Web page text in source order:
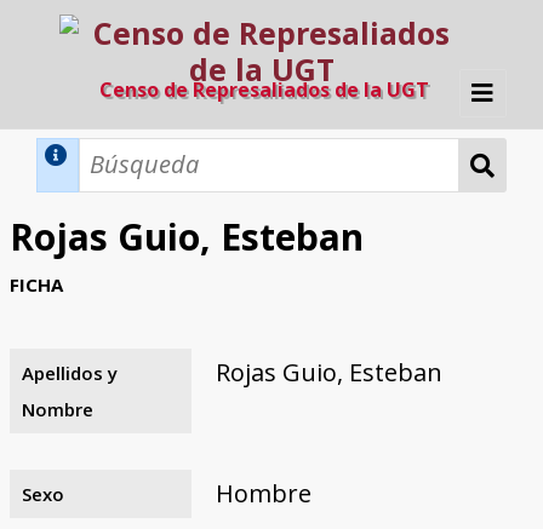
Censo de Represaliados de la UGT
Inicio
Búsqueda Dinámica
Búsqueda Avanzada
Filtros A-Z
Razones y objetivos
El equipo
Colaboradores
Fuentes documentales
Rojas Guio, Esteban
FICHA
Apellidos y
Nombre
Rojas Guio, Esteban
Sexo Hombre